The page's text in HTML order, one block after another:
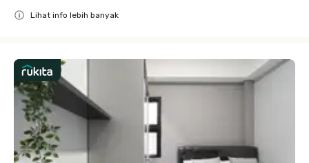
Lihat info lebih banyak